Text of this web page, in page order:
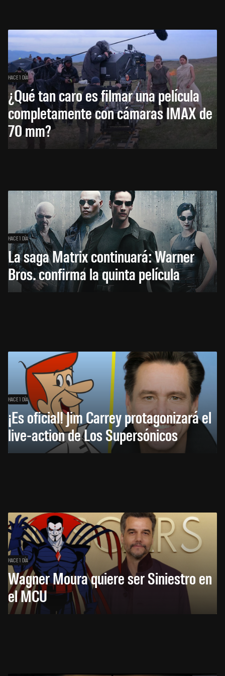
HACE 1 DÍA
¿Qué tan caro es filmar una película
completamente con cámaras IMAX de
70 mm?
HACE 1 DÍA
La saga Matrix continuará: Warner
Bros. confirma la quinta película
HACE 1 DÍA
¡Es oficial! Jim Carrey protagonizará el
live-action de Los Supersónicos
HACE 1 DÍA
Wagner Moura quiere ser Siniestro en
el MCU